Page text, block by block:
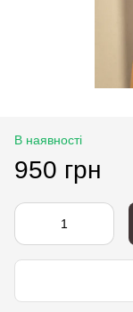
В наявності
950 грн